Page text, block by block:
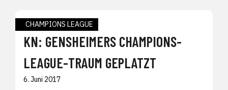
CHAMPIONS LEAGUE
KN: GENSHEIMERS CHAMPIONS-
LEAGUE-TRAUM GEPLATZT
6. Juni 2017